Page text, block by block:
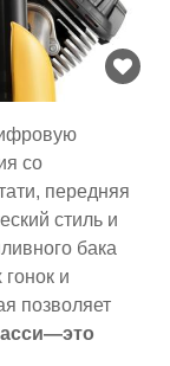
со
передняя
стиль и
бака
и
позволяет